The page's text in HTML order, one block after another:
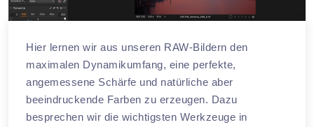
Hier lernen wir aus unseren RAW-Bildern den
maximalen Dynamikumfang, eine perfekte,
angemessene Schärfe und natürliche aber
beeindruckende Farben zu erzeugen. Dazu
besprechen wir die wichtigsten Werkzeuge in